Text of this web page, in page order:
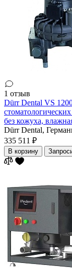
1 отзыв
Dürr Dental VS
без кожуха,
Dürr Dental,
335 511 ₽
В корзину